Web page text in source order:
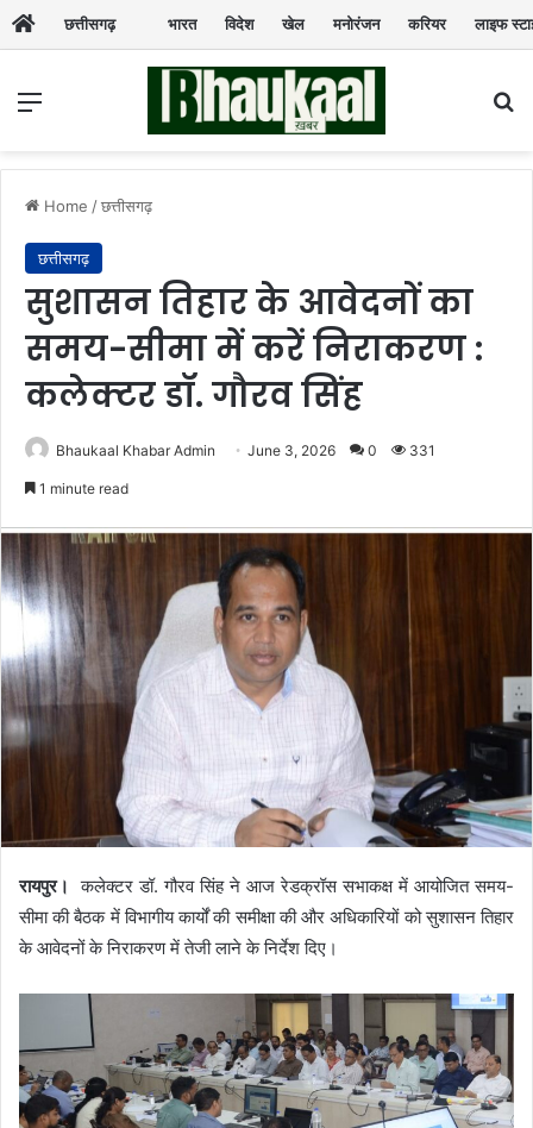
छत्तीसगढ़ भारत विदेश खेल मनोरंजन करियर लाइफ
Menu
Home /छत्तीसगढ़
छत्तीसगढ़
सुशासन तिहार के आवेदनों का
समय-सीमा में करें निराकरण :
कलेक्टर डॉ. गौरव सिंह
Bhaukaal Khabar Admin June 3, 2026 0 331
1 minute read
रायपुर। कलेक्टर डॉ. गौरव सिंह ने आज रेडक्रॉस सभाकक्ष में आयोजित समय-
सीमा की बैठक में विभागीय कार्यों की समीक्षा की और अधिकारियों को सुशासन तिहार
के आवेदनों के निराकरण में तेजी लाने के निर्देश दिए।